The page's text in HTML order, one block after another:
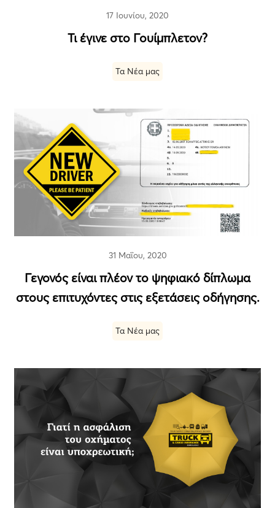
17 Ιουνίου, 2020
Τι έγινε στο Γουίμπλετον?
Τα Νέα μας
31 Μαΐου, 2020
Γεγονός είναι πλέον το ψηφιακό δίπλωμα
στους επιτυχόντες στις εξετάσεις οδήγησης.
Τα Νέα μας